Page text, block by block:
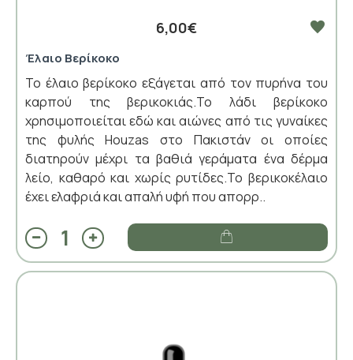
6,00€
Έλαιο Βερίκοκο
Το έλαιο βερίκοκο εξάγεται από τον πυρήνα του
καρπού της βερικοκιάς.Το λάδι βερίκοκο
χρησιμοποιείται εδώ και αιώνες από τις γυναίκες
της φυλής Houzas στο Πακιστάν οι οποίες
διατηρούν μέχρι τα βαθιά γεράματα ένα δέρμα
λείο, καθαρό και χωρίς ρυτίδες.Το βερικοκέλαιο
έχει ελαφριά και απαλή υφή που απορρ..